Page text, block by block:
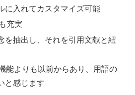
に入れてカスタマイズ可能
充実
を抽出し、それを引用文献と紐
能よりも以前からあり、用語の
と感じます